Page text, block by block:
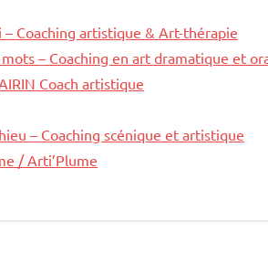
– Coaching artistique & Art-thérapie
– Coaching en art dramatique et
Coach artistique
– Coaching scénique et artistique
/ Arti’Plume